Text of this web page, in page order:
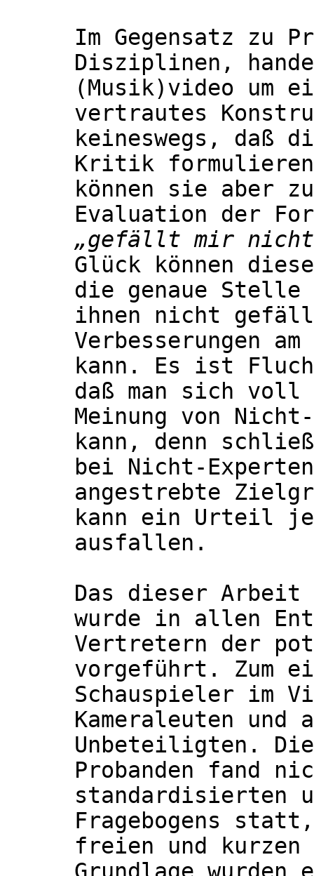
Im Gegensatz zu
Disziplinen,
(Musik)video um
vertrautes
keineswegs, daß
Kritik formulieren
können sie aber
Evaluation der
„gefällt mir
Glück können
die genaue
ihnen nicht
Verbesserungen
kann. Es ist
daß man sich voll
Meinung von
kann, denn
bei Nicht-
angestrebte
kann ein Urteil
ausfallen.
Das dieser Arbeit
wurde in allen
Vertretern der
vorgeführt. Zum
Schauspieler im
Kameraleuten und
Unbeteiligten.
Probanden fand
standardisierten
Fragebogens
freien und kurzen